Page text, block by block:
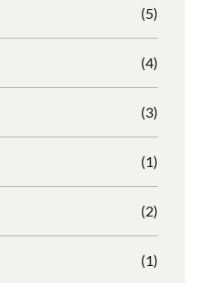
(5)
(4)
(3)
(1)
(2)
(1)